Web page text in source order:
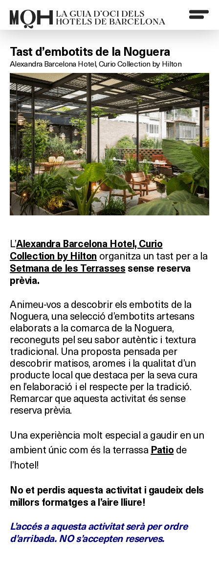
LA GUIA D’OCI DELS
HOTELS DE BARCELONA
Tast d’embotits de la Noguera
Alexandra Barcelona Hotel, Curio Collection by Hilton
L’Alexandra Barcelona Hotel, Curio
Collection by Hilton organitza un tast per a la
Setmana de les Terrasses sense reserva
prèvia.
Animeu-vos a descobrir els embotits de la
Noguera, una selecció d’embotits artesans
elaborats a la comarca de la Noguera,
reconeguts pel seu sabor autèntic i textura
tradicional. Una proposta pensada per
descobrir matisos, aromes i la qualitat d’un
producte local que destaca per la seva cura
en l’elaboració i el respecte per la tradició.
Remarcar que aquesta activitat és sense
reserva prèvia.
Una experiència molt especial a gaudir en un
ambient únic com és la terrassa Patio de
l’hotel!
No et perdis aquesta activitat i gaudeix dels
millors formatges a l’aire lliure!
L’accés a aquesta activitat serà per ordre
d’arribada. NO s’accepten reserves.